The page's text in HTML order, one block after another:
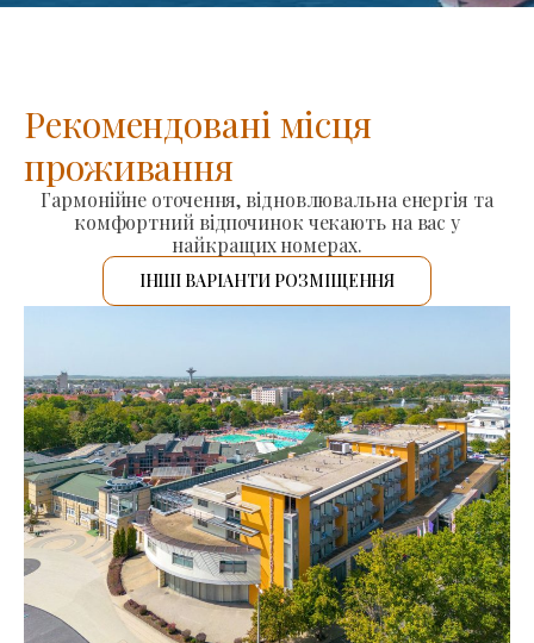
Рекомендовані місця
проживання
Гармонійне оточення, відновлювальна енергія та
комфортний відпочинок чекають на вас у
найкращих номерах.
ІНШІ ВАРІАНТИ РОЗМІЩЕННЯ